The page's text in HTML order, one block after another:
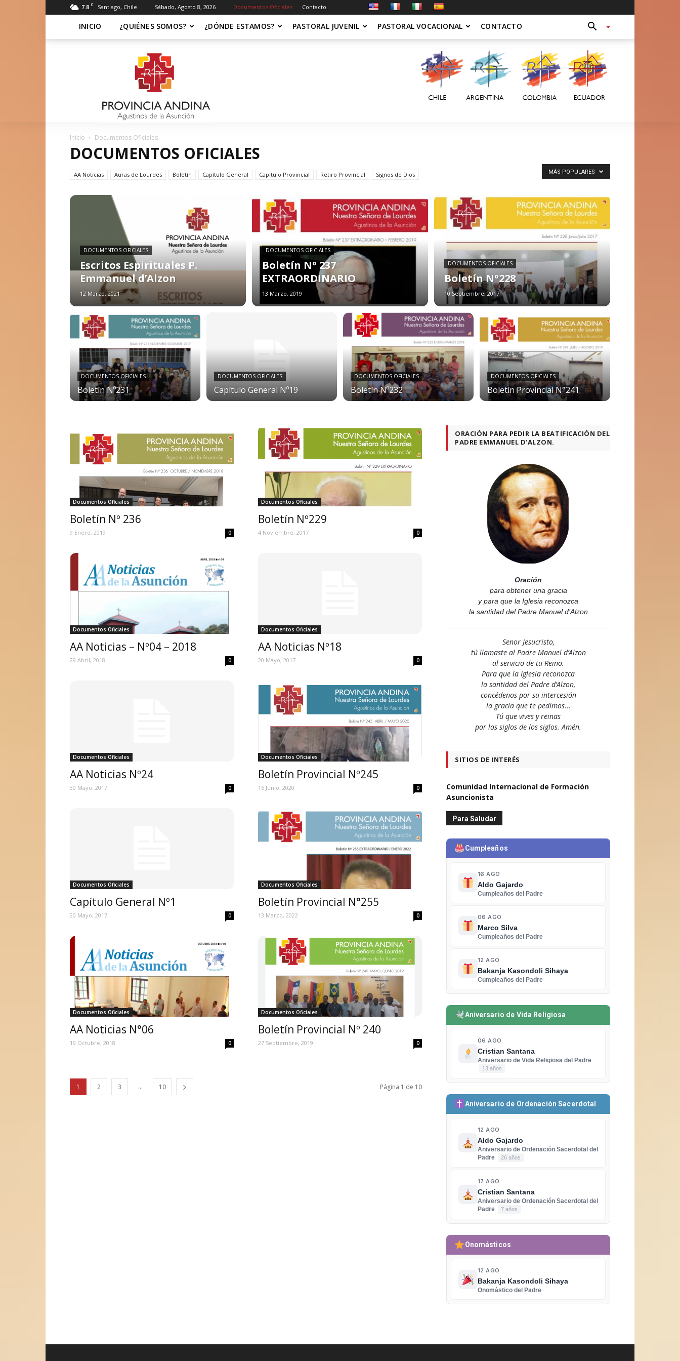
7.8 C Santiago, Chile Sábado, Agosto 8, 2026 Documentos Oficiales Contacto
INICIO ¿QUIÉNES SOMOS? ¿DÓNDE ESTAMOS? PASTORAL JUVENIL PASTORAL VOCACIONAL CONTACTO
Asuncionista
Inicio Documentos Oficiales
DOCUMENTOS OFICIALES
AA Noticias Auras de Lourdes Boletín Capítulo General Capitulo Provincial Retiro Provincial Signos de Dios MÁS POPULARES
DOCUMENTOS OFICIALES
Escritos Espirituales P.
Emmanuel d’Alzon
12 Marzo, 2021
DOCUMENTOS OFICIALES
Boletín Nº 237
EXTRAORDINARIO
13 Marzo, 2019
DOCUMENTOS OFICIALES
Boletín Nº228
10 Septiembre, 2017
DOCUMENTOS OFICIALES
Boletín Nº231
DOCUMENTOS OFICIALES
Capítulo General Nº19
DOCUMENTOS OFICIALES
Boletín Nº232
DOCUMENTOS OFICIALES
Boletín Provincial N°241
Documentos Oficiales
Boletín Nº 236
9 Enero, 2019 0
Documentos Oficiales
Boletín Nº229
4 Noviembre, 2017 0
Documentos Oficiales
AA Noticias – Nº04 – 2018
29 Abril, 2018 0
Documentos Oficiales
AA Noticias Nº18
20 Mayo, 2017 0
Documentos Oficiales
AA Noticias Nº24
30 Mayo, 2017 0
Documentos Oficiales
Boletín Provincial Nº245
16 Junio, 2020 0
Documentos Oficiales
Capítulo General Nº1
20 Mayo, 2017 0
Documentos Oficiales
Boletín Provincial N°255
13 Marzo, 2022 0
Documentos Oficiales
AA Noticias N°06
19 Octubre, 2018 0
Documentos Oficiales
Boletín Provincial Nº 240
27 Septiembre, 2019 0
1 2 3 ... 10 Página 1 de 10
ORACIÓN PARA PEDIR LA BEATIFICACIÓN DEL
PADRE EMMANUEL D’ALZON.
Oración
para obtener una gracia
y para que la Iglesia reconozca
la santidad del Padre Manuel d’Alzon
Senor Jesucristo,
tú llamaste al Padre Manuel d’Alzon
al servicio de tu Reino.
Para que la Iglesia reconozca
la santidad del Padre d’Alzon,
concédenos por su intercesión
la gracia que te pedimos...
Tú que vives y reinas
por los siglos de los siglos. Amén.
SITIOS DE INTERÉS
Comunidad Internacional de Formación
Asuncionista
Para Saludar
Cumpleaños
16 AGO
Aldo Gajardo
Cumpleaños del Padre
06 AGO
Marco Silva
Cumpleaños del Padre
12 AGO
Bakanja Kasondoli Sihaya
Cumpleaños del Padre
Aniversario de Vida Religiosa
06 AGO
Cristian Santana
Aniversario de Vida Religiosa del Padre
13 años
Aniversario de Ordenación Sacerdotal
12 AGO
Aldo Gajardo
Aniversario de Ordenación Sacerdotal del
Padre
26 años
17 AGO
Cristian Santana
Aniversario de Ordenación Sacerdotal del
Padre
7 años
Onomásticos
12 AGO
Bakanja Kasondoli Sihaya
Onomástico del Padre